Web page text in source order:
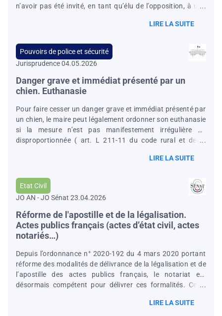
n’avoir pas été invité, en tant qu’élu de l’opposition, à une
commune. Le Conseil d'État rejette le pourvoi au motif que
dans l'appréciation des faits ni dans l'application des
principes généraux du droit, notamment le respect du droit
à l'information des élus locaux, sans que la réunion
contestée ait un caractère
LIRE LA SUITE
Pouvoirs de police et sécurité
Jurisprudence 04.05.2026
Danger grave et immédiat présenté par un
chien. Euthanasie
Pour faire cesser un danger grave et immédiat présenté par
un chien, le maire peut légalement ordonner son euthanasie
si la mesure n’est pas manifestement irrégulière ou
disproportionnée ( art. L 211-11 du code rural et de la
en référé la suspension de l’arrêté ordonnant son
Conseil d’État juge que le maire avait pu légalement agir au
titre du danger grave et immédiat prévu par le code rural et
de la pêche maritime. Compte tenu des agressions
répétées, de la gravité des blessures et de l’avis
LIRE LA SUITE
Etat Civil
JO AN - JO Sénat 23.04.2026
Réforme de l'apostille et de la légalisation.
Actes publics français (actes d’état civil, actes
notariés…)
Depuis l’ordonnance n° 2020-192 du 4 mars 2020 portant
réforme des modalités de délivrance de la légalisation et de
l’apostille des actes publics français, le notariat est
désormais compétent pour délivrer ces formalités. Cette
le 1 er mai 2025 pour l’apostille, et le 1 er septembre 2025
LIRE LA SUITE